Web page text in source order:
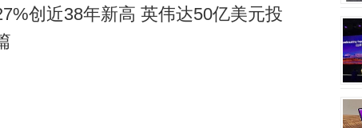
创近38年新高 英伟达50亿美元投